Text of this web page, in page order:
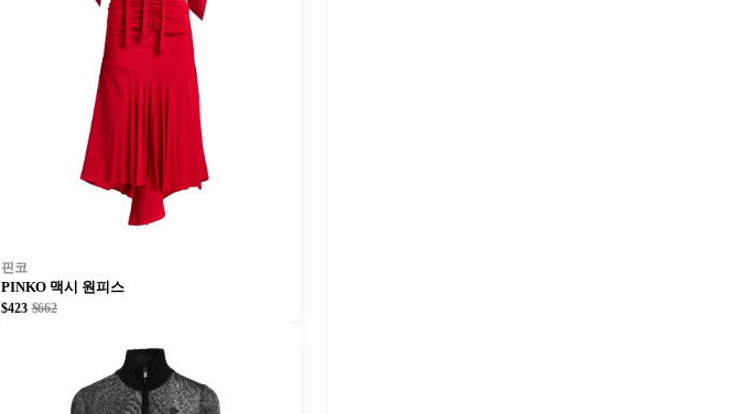
핀코
PINKO 맥시 원피스
$423 $662